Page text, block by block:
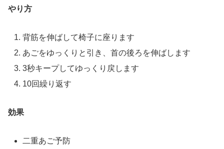
やり方
背筋を伸ばして椅子に座ります
あごをゆっくりと引き、首の後ろを伸ばします
3秒キープしてゆっくり戻します
10回繰り返す
効果
二重あご予防